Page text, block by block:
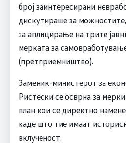
број заинтересирани
дискутираше за
за аплицирање на трите
мерката за
(претприемништво).
Заменик-министерот за
Ристески се осврна за
план кои се директно
каде што тие имаат
вклученост.